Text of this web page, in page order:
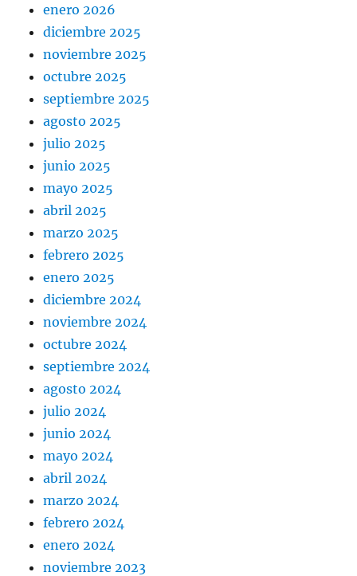
enero 2026
diciembre 2025
noviembre 2025
octubre 2025
septiembre 2025
agosto 2025
julio 2025
junio 2025
mayo 2025
abril 2025
marzo 2025
febrero 2025
enero 2025
diciembre 2024
noviembre 2024
octubre 2024
septiembre 2024
agosto 2024
julio 2024
junio 2024
mayo 2024
abril 2024
marzo 2024
febrero 2024
enero 2024
noviembre 2023